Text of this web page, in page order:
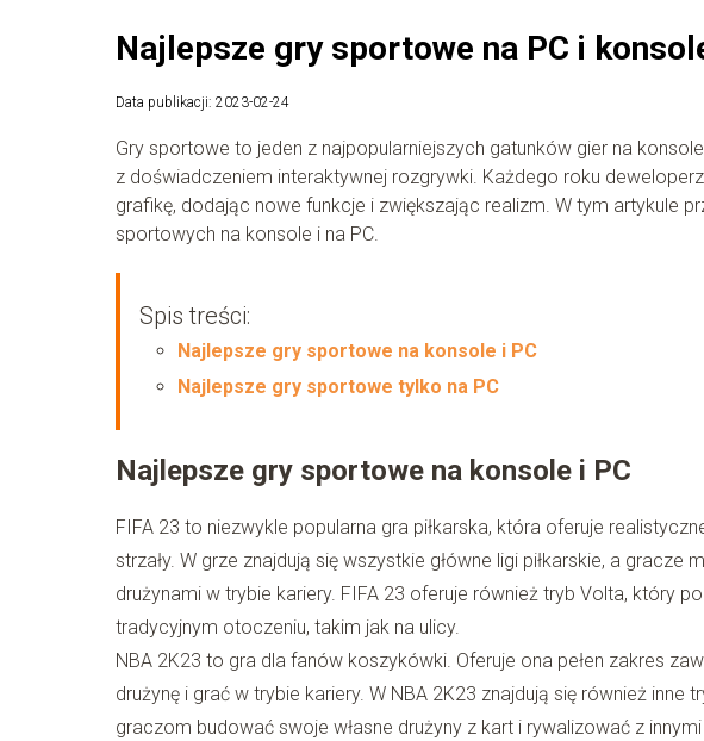
Najlepsze gry sportowe na PC i
Data publikacji: 2023-02-24
Gry sportowe to jeden z najpopularniejszych gatunków gier na
z doświadczeniem interaktywnej rozgrywki. Każdego roku
grafikę, dodając nowe funkcje i zwiększając realizm. W tym artykule
sportowych na konsole i na PC.
Spis treści:
Najlepsze gry sportowe na konsole i PC
Najlepsze gry sportowe tylko na PC
Najlepsze gry sportowe na konsole i PC
FIFA 23 to niezwykle popularna gra piłkarska, która oferuje
strzały. W grze znajdują się wszystkie główne ligi piłkarskie, a
drużynami w trybie kariery. FIFA 23 oferuje również tryb Volta, który
tradycyjnym otoczeniu, takim jak na ulicy.
NBA 2K23 to gra dla fanów koszykówki. Oferuje ona pełen zakres
drużynę i grać w trybie kariery. W NBA 2K23 znajdują się również
graczom budować swoje własne drużyny z kart i rywalizować z